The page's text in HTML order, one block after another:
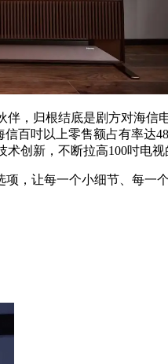
，归根结底是剧方对海
百吋以上零售额占有率达
创新，不断拉高100吋电视
，让每一个小细节、每一